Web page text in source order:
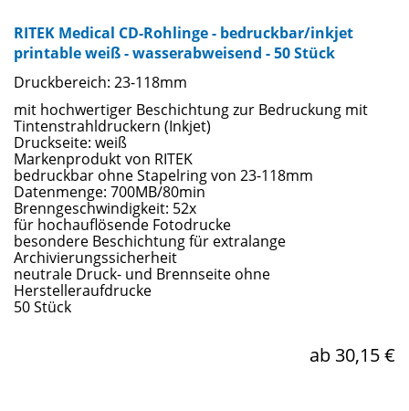
RITEK Medical CD-Rohlinge - bedruckbar/inkjet
printable weiß - wasserabweisend - 50 Stück
Druckbereich: 23-118mm
mit hochwertiger Beschichtung zur Bedruckung mit
Tintenstrahldruckern (Inkjet)
Druckseite: weiß
Markenprodukt von RITEK
bedruckbar ohne Stapelring von 23-118mm
Datenmenge: 700MB/80min
Brenngeschwindigkeit: 52x
für hochauflösende Fotodrucke
besondere Beschichtung für extralange
Archivierungssicherheit
neutrale Druck- und Brennseite ohne
Herstelleraufdrucke
50 Stück
ab 30,15 €